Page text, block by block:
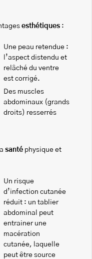
esthétiques :
Une peau retendue :
l’aspect distendu et
relâché du ventre
est corrigé.
Des muscles
abdominaux (grands
droits) resserrés
santé physique et
Un risque
d’infection cutanée
réduit : un tablier
abdominal peut
entrainer une
macération
cutanée, laquelle
peut être source